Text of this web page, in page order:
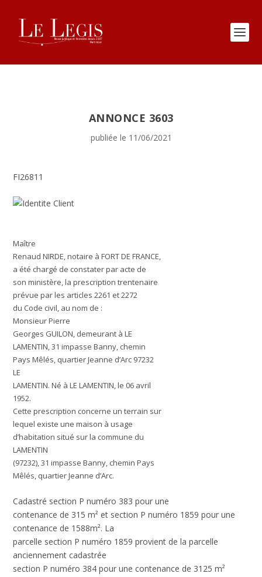
ANNONCE 3603
publiée le 11/06/2021
FI26811
Maître
Renaud NIRDE, notaire à FORT DE FRANCE,
a été chargé de constater par acte de
son ministère, la prescription trentenaire
prévue par les articles 2261 et 2272
du Code civil, au nom de :
Monsieur Pierre
Georges GUILON, demeurant à LE
LAMENTIN, 31 impasse Banny, chemin
Pays Mêlés, quartier Jeanne d’Arc 97232
LE
LAMENTIN. Né à LE LAMENTIN, le 06 avril
1952.
Cette prescription concerne un terrain sur
lequel existe une maison à usage
d’habitation situé sur la commune du
LAMENTIN
(97232), 31 impasse Banny, chemin Pays
Mêlés, quartier Jeanne d’Arc.
Cadastré section P numéro 383 pour une
contenance de 315 m² et section P numéro 1859 pour une
contenance de 1588m². La
parcelle section P numéro 1859 provient de la parcelle
anciennement cadastrée
section P numéro 384 pour une contenance de 3125 m²